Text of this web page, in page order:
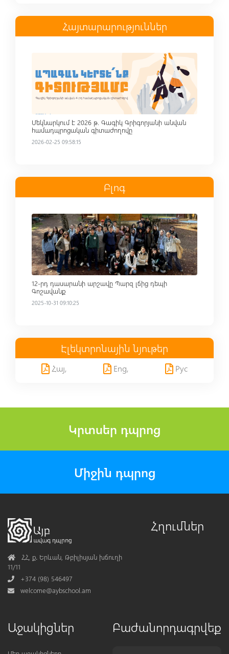
Հայտարարություններ
Մեկնարկում է 2026 թ. Գագիկ Գրիգորյանի անվան
համադպրոցական գիտաժողովը
2026-02-25 09:58:15
Բլոգ
Read more
12-րդ դասարանի արշավը Պարզ լճից դեպի
Գոշավանք
2025-10-31 09:10:25
Էլեկտրոնային նյութեր
Հայ, Eng, Рус
Կրտսեր դպրոց
Միջին դպրոց
AddressՀՀ, ք․ Երևան, Թբիլիսյան խճուղի
11/11
Phone+374 (98) 546497
Mail
welcome@aybschool.am
Հղումներ
Աջակիցներ Բաժանորդագրվեք